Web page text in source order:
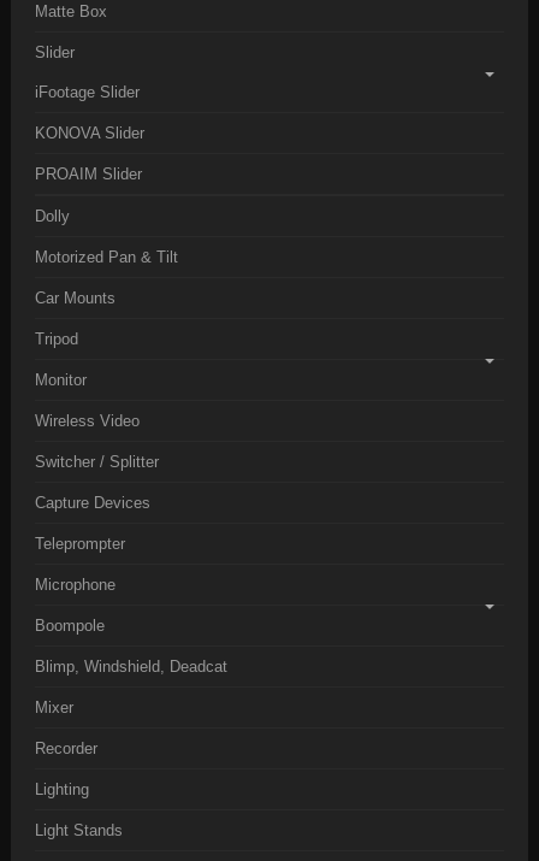
Matte Box
Slider
iFootage Slider
KONOVA Slider
PROAIM Slider
Dolly
Motorized Pan & Tilt
Car Mounts
Tripod
Monitor
Wireless Video
Switcher / Splitter
Capture Devices
Teleprompter
Microphone
Boompole
Blimp, Windshield, Deadcat
Mixer
Recorder
Lighting
Light Stands